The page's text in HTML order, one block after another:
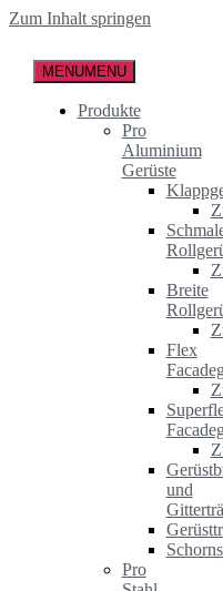
Zum Inhalt springen
MENUMENU
Produkte
Pro
Aluminium
Gerüste
Breite
Flex
und
Pro